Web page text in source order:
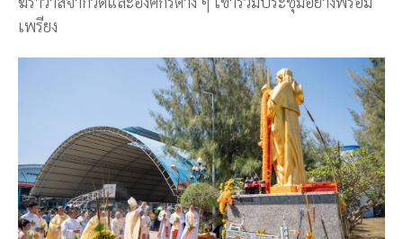
เพรียง